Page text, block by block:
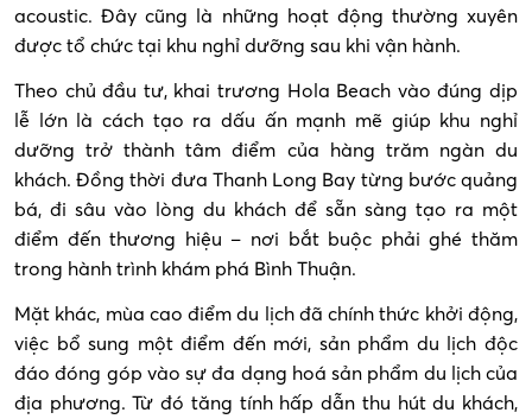
acoustic. Đây cũng là những hoạt động thường xuyên
được tổ chức tại khu nghỉ dưỡng sau khi vận hành.
Theo chủ đầu tư, khai trương Hola Beach vào đúng dịp
lễ lớn là cách tạo ra dấu ấn mạnh mẽ giúp khu nghỉ
dưỡng trở thành tâm điểm của hàng trăm ngàn du
khách. Đồng thời đưa Thanh Long Bay từng bước quảng
bá, đi sâu vào lòng du khách để sẵn sàng tạo ra một
điểm đến thương hiệu – nơi bắt buộc phải ghé thăm
trong hành trình khám phá Bình Thuận.
Mặt khác, mùa cao điểm du lịch đã chính thức khởi động,
việc bổ sung một điểm đến mới, sản phẩm du lịch độc
đáo đóng góp vào sự đa dạng hoá sản phẩm du lịch của
địa phương. Từ đó tăng tính hấp dẫn thu hút du khách,